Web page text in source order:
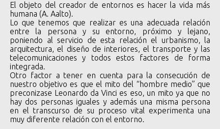
El objeto del creador de entornos es hacer la vida más
humana (A. Aalto).
Lo que tenemos que realizar es una adecuada relación
entre la persona y su entorno, próximo y lejano,
poniendo al servicio de esta relación el urbanismo, la
arquitectura, el diseño de interiores, el transporte y las
telecomunicaciones y todos estos factores de forma
integrada.
Otro factor a tener en cuenta para la consecución de
nuestro objetivo es que el mito del “hombre medio” que
preconizase Leonardo da Vinci es eso, un mito ya que no
hay dos personas iguales y además una misma persona
en el transcurso de su proceso vital experimenta una
muy diferente relación con el entorno.